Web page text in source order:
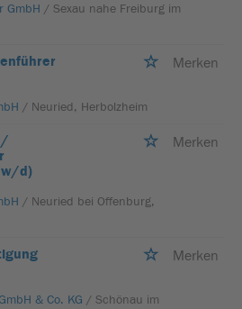
GmbH / Sexau nahe Freiburg im
Merken
/ Neuried, Herbolzheim
/
d)
Merken
/ Neuried bei Offenburg,
Merken
& Co. KG / Schönau im